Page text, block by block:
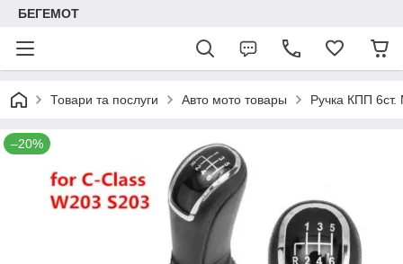
БЕГЕМОТ
Товари та послуги Авто мото товары Ручка КПП 6ст.
–20%